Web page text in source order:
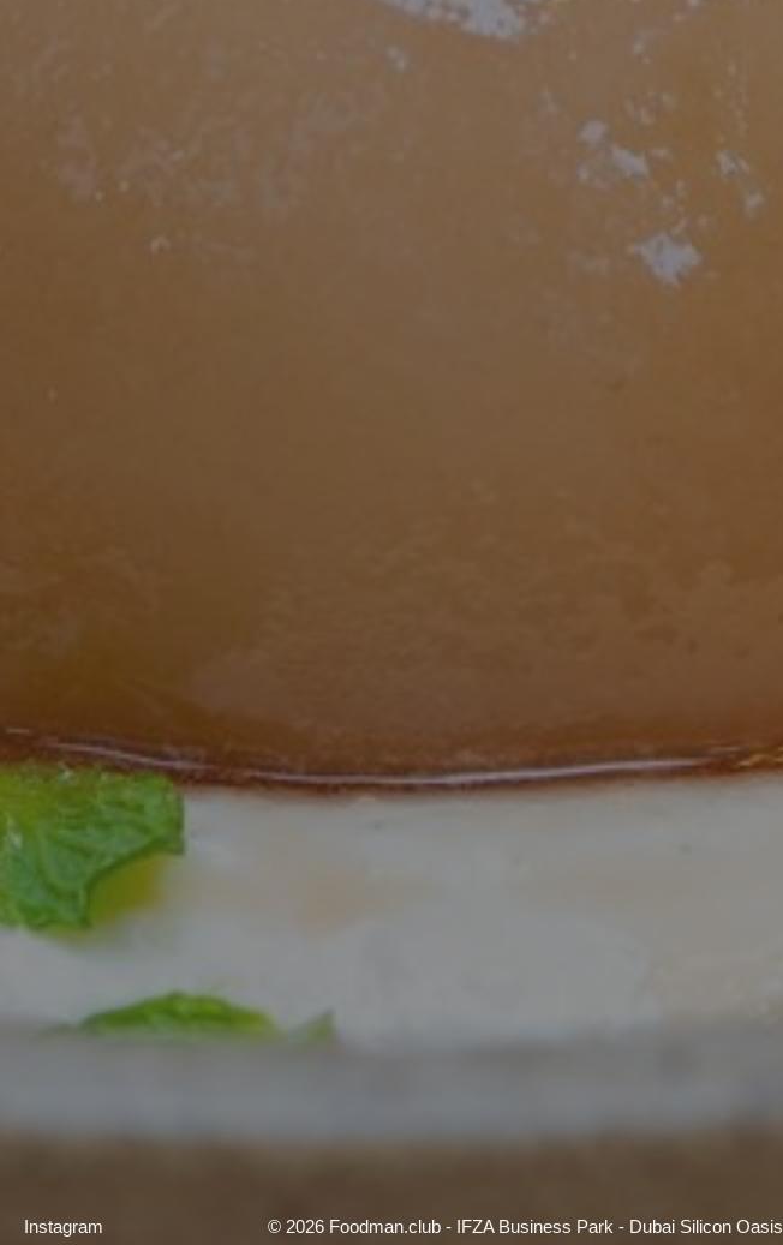
Instagram © 2026 Foodman.club - IFZA Business Park - Dubai Silicon Oasis